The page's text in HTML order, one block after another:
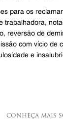
para os
trabalhadora,
reversão de
com vício de
e
conheça mais